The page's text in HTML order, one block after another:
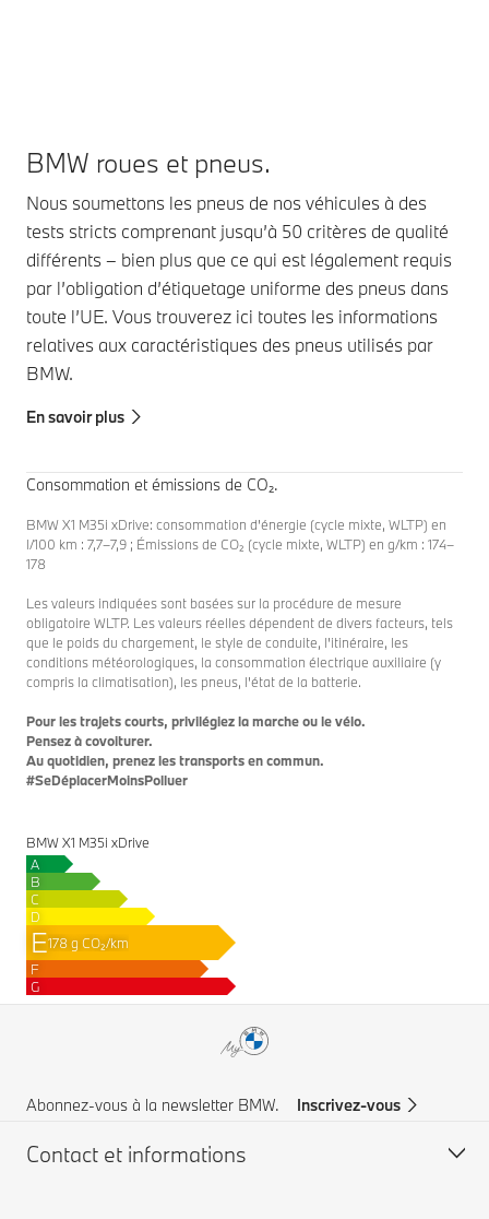
BMW roues et pneus.
Nous soumettons les pneus de nos véhicules à des
tests stricts comprenant jusqu’à 50 critères de qualité
différents – bien plus que ce qui est légalement requis
par l’obligation d’étiquetage uniforme des pneus dans
toute l’UE. Vous trouverez ici toutes les informations
relatives aux caractéristiques des pneus utilisés par
BMW.
En savoir plus
Consommation et émissions de CO₂.
BMW X1 M35i xDrive: consommation d'énergie (cycle mixte, WLTP) en
l/100 km : 7,7–7,9 ; Émissions de CO₂ (cycle mixte, WLTP) en g/km : 174–
178
Les valeurs indiquées sont basées sur la procédure de mesure
obligatoire WLTP. Les valeurs réelles dépendent de divers facteurs, tels
que le poids du chargement, le style de conduite, l'itinéraire, les
conditions météorologiques, la consommation électrique auxiliaire (y
compris la climatisation), les pneus, l'état de la batterie.
Pour les trajets courts, privilégiez la marche ou le vélo.
Pensez à covoiturer.
Au quotidien, prenez les transports en commun.
#SeDéplacerMoinsPolluer
BMW X1 M35i xDrive
A
B
C
D
E178 g CO₂/km
F
G
Abonnez-vous à la newsletter BMW. Inscrivez-vous
Contact et informations